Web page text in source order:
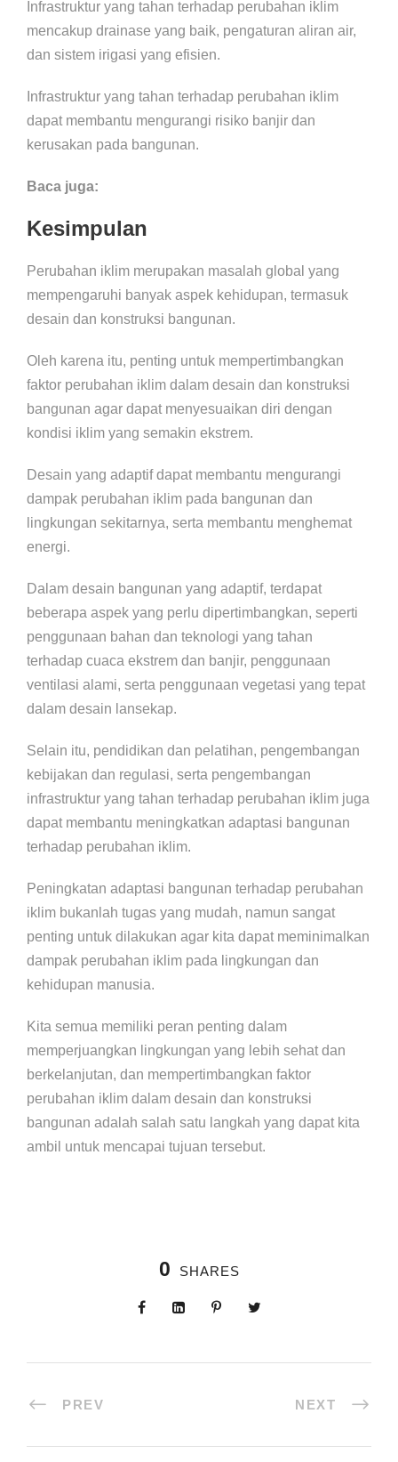
Infrastruktur yang tahan terhadap perubahan iklim
mencakup drainase yang baik, pengaturan aliran air,
dan sistem irigasi yang efisien.
Infrastruktur yang tahan terhadap perubahan iklim
dapat membantu mengurangi risiko banjir dan
kerusakan pada bangunan.
Baca juga:
Kesimpulan
Perubahan iklim merupakan masalah global yang
mempengaruhi banyak aspek kehidupan, termasuk
desain dan konstruksi bangunan.
Oleh karena itu, penting untuk mempertimbangkan
faktor perubahan iklim dalam desain dan konstruksi
bangunan agar dapat menyesuaikan diri dengan
kondisi iklim yang semakin ekstrem.
Desain yang adaptif dapat membantu mengurangi
dampak perubahan iklim pada bangunan dan
lingkungan sekitarnya, serta membantu menghemat
energi.
Dalam desain bangunan yang adaptif, terdapat
beberapa aspek yang perlu dipertimbangkan, seperti
penggunaan bahan dan teknologi yang tahan
terhadap cuaca ekstrem dan banjir, penggunaan
ventilasi alami, serta penggunaan vegetasi yang tepat
dalam desain lansekap.
Selain itu, pendidikan dan pelatihan, pengembangan
kebijakan dan regulasi, serta pengembangan
infrastruktur yang tahan terhadap perubahan iklim juga
dapat membantu meningkatkan adaptasi bangunan
terhadap perubahan iklim.
Peningkatan adaptasi bangunan terhadap perubahan
iklim bukanlah tugas yang mudah, namun sangat
penting untuk dilakukan agar kita dapat meminimalkan
dampak perubahan iklim pada lingkungan dan
kehidupan manusia.
Kita semua memiliki peran penting dalam
memperjuangkan lingkungan yang lebih sehat dan
berkelanjutan, dan mempertimbangkan faktor
perubahan iklim dalam desain dan konstruksi
bangunan adalah salah satu langkah yang dapat kita
ambil untuk mencapai tujuan tersebut.
0 SHARES
PREV NEXT